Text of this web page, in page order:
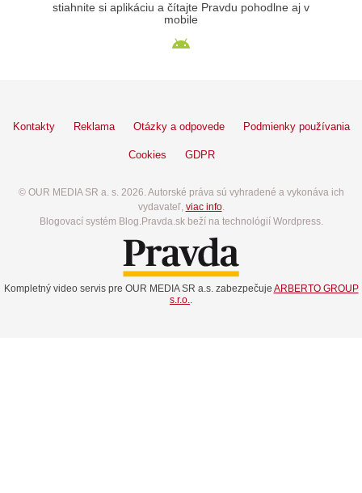
stiahnite si aplikáciu a čítajte Pravdu pohodlne aj v
mobile
Kontakty Reklama Otázky a odpovede Podmienky používania
Cookies GDPR
© OUR MEDIA SR a. s. 2026. Autorské práva sú vyhradené a vykonáva ich
vydavateľ, viac info.
Blogovací systém Blog.Pravda.sk beží na technológií Wordpress.
Kompletný video servis pre OUR MEDIA SR a.s. zabezpečuje ARBERTO GROUP
s.r.o.